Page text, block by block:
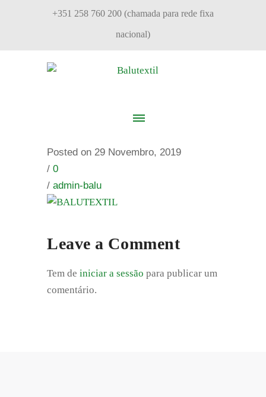
+351 258 760 200 (chamada para rede fixa
nacional)
Posted on 29 Novembro, 2019
/ 0
/ admin-balu
Leave a Comment
Tem de iniciar a sessão para publicar um
comentário.